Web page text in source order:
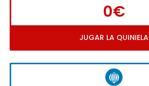
0€
JUGAR LA QUINIELA